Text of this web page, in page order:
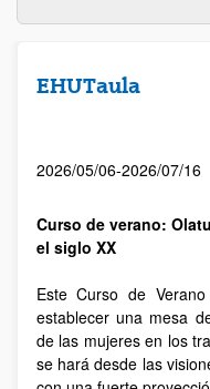
EHUTaula
2026/05/06-2026/07/16
Curso de verano:
el siglo XX
Este Curso de
establecer una mesa
de las mujeres en los
se hará desde las